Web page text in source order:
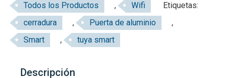
huella
cantidad
Todos los Productos
, Wifi
Etiquetas:
cerradura
, Puerta de aluminio
,
Smart
, tuya smart
Descripción